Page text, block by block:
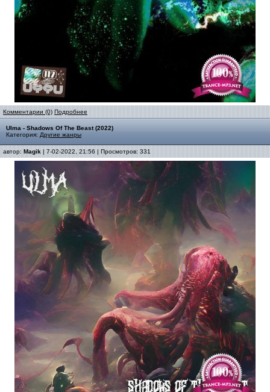
Комментарии (0) Подробнее
Ulma - Shadows Of The Beast (2022)
Категория: Другие жанры
автор: Magik | 7-02-2022, 21:56 | Просмотров: 331